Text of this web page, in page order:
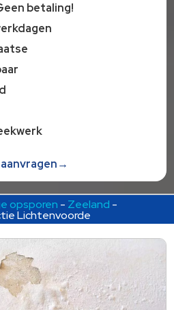
betaling!
opsporen - Zeeland -
Lichtenvoorde